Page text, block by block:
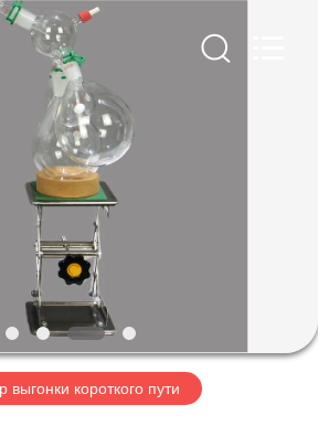
выгонки короткого пути